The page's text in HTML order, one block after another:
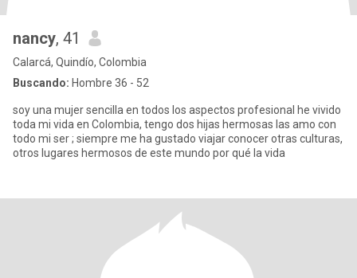
nancy, 41
Calarcá, Quindío, Colombia
Buscando: Hombre 36 - 52
soy una mujer sencilla en todos los aspectos profesional he vivido
toda mi vida en Colombia, tengo dos hijas hermosas las amo con
todo mi ser ; siempre me ha gustado viajar conocer otras culturas,
otros lugares hermosos de este mundo por qué la vida